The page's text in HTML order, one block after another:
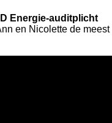
Energie-auditplicht
en Nicolette de meest